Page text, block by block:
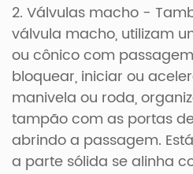
2. Válvulas macho -
válvula macho, utilizam
ou cônico com
bloquear, iniciar ou
manivela ou roda,
tampão com as portas
abrindo a passagem.
a parte sólida se alinha